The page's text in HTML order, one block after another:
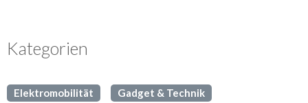
Kategorien
Elektromobilität Gadget & Technik